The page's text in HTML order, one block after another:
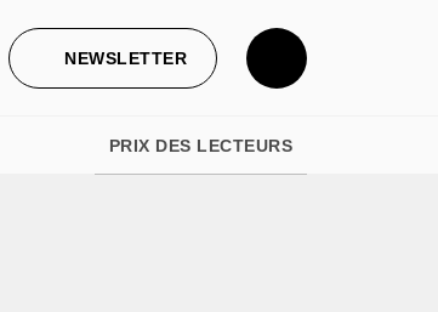
NEWSLETTER
PRIX DES LECTEURS